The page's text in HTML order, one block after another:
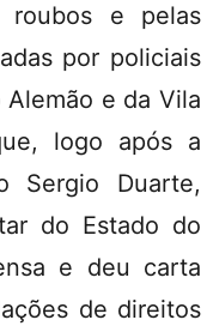
roubos e pelas
por policiais
e da Vila
logo após a
Sergio Duarte,
do Estado do
e deu carta
de direitos